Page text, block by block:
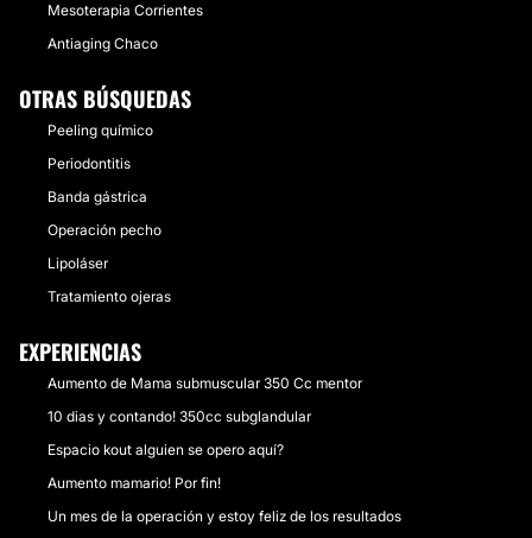
Mesoterapia Corrientes
Antiaging Chaco
OTRAS BÚSQUEDAS
Peeling químico
Periodontitis
Banda gástrica
Operación pecho
Lipoláser
Tratamiento ojeras
EXPERIENCIAS
Aumento de Mama submuscular 350 Cc mentor
10 dias y contando! 350cc subglandular
Espacio kout alguien se opero aquí?
Aumento mamario! Por fin!
Un mes de la operación y estoy feliz de los resultados